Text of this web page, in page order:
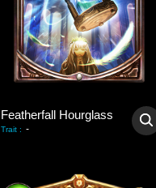
Featherfall Hourglass
Trait : -